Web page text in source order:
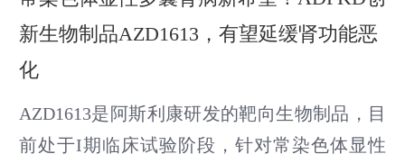
新生物制品AZD1613，有望延缓肾功能恶
化
AZD1613是阿斯利康研发的靶向生物制品，目
前处于I期临床试验阶段，针对常染色体显性